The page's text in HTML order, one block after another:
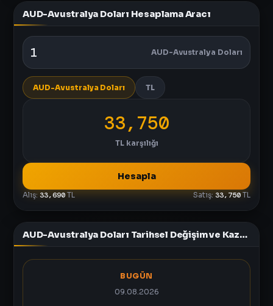
AUD-Avustralya Doları Hesaplama Aracı
AUD-Avustralya Doları
AUD-Avustralya Doları TL
33,750
TLkarşılığı
Hesapla
Alış: 33,690 TL Satış: 33,750 TL
AUD-Avustralya Doları Tarihsel Değişim ve Kazanç Tablosu
BUGÜN
09.08.2026